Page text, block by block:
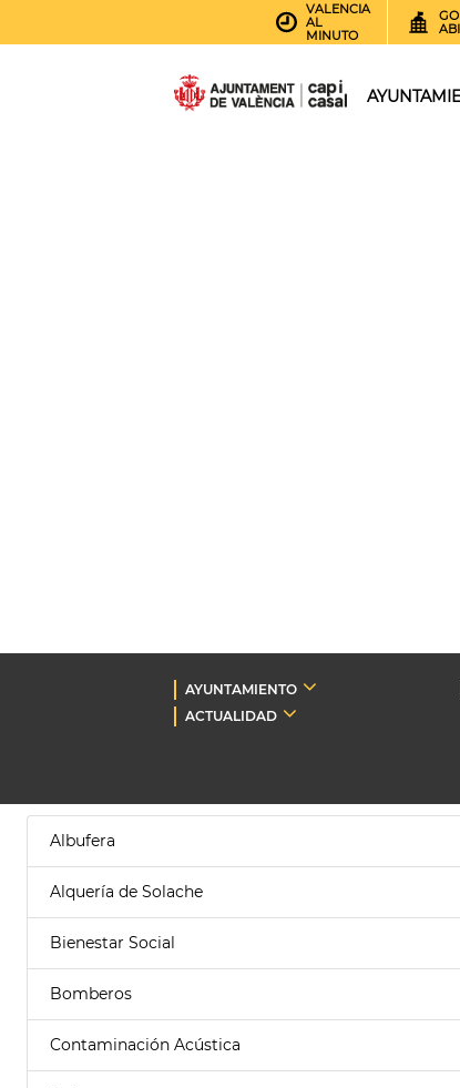
VALENCIA
AL
MINUTO
AYUNTAMIENTO
ACTUALIDAD
Albufera
Alquería de Solache
Bienestar Social
Bomberos
Contaminación Acústica